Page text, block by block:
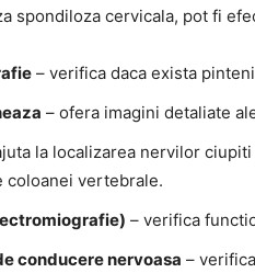
spondiloza cervicala, pot fi
– verifica daca exista
– ofera imagini detaliate
la localizarea nervilor
coloanei vertebrale.
– verifica
conducere nervoasa –